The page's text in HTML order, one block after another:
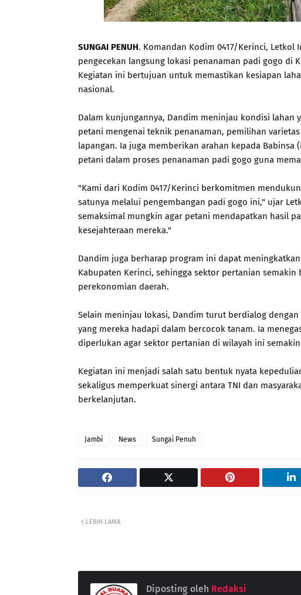
SUNGAI PENUH. Komandan Kodim 0417/Kerinci, Letkol
pengecekan langsung lokasi penanaman padi gogo di
Kegiatan ini bertujuan untuk memastikan kesiapan
nasional.
Dalam kunjungannya, Dandim meninjau kondisi lahan
petani mengenai teknik penanaman, pemilihan
lapangan. Ia juga memberikan arahan kepada
petani dalam proses penanaman padi gogo guna
"Kami dari Kodim 0417/Kerinci berkomitmen
satunya melalui pengembangan padi gogo ini," ujar
semaksimal mungkin agar petani mendapatkan hasil
kesejahteraan mereka."
Dandim juga berharap program ini dapat
Kabupaten Kerinci, sehingga sektor pertanian
perekonomian daerah.
Selain meninjau lokasi, Dandim turut berdialog
yang mereka hadapi dalam bercocok tanam. Ia
diperlukan agar sektor pertanian di wilayah ini
Kegiatan ini menjadi salah satu bentuk nyata
sekaligus memperkuat sinergi antara TNI dan
berkelanjutan.
Jambi News Sungai Penuh
LEBIH LAMA
Diposting oleh Redaksi